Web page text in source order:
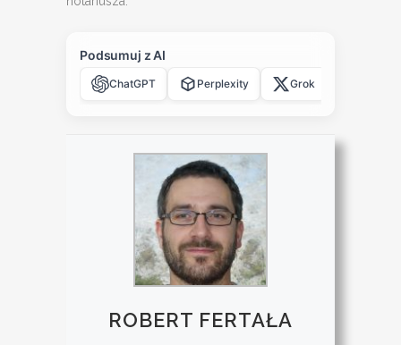
Podsumuj z AI
ChatGPT Perplexity Grok
ROBERT FERTAŁA